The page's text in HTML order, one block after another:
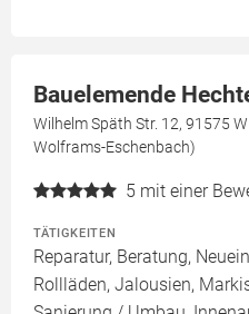
Bauelemende
Wilhelm Späth Str. 12, 91575
Wolframs-Eschenbach)
5 mit einer
TÄTIGKEITEN
Reparatur, Beratung,
Rollläden, Jalousien,